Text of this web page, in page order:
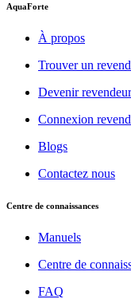
AquaForte
À propos
Trouver un
Devenir
Connexion
Blogs
Contactez nous
Centre de connaissances
Manuels
Centre de
FAQ